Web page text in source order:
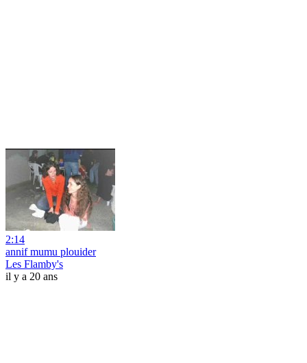
2:14
annif mumu plouider
Les Flamby's
il y a 20 ans